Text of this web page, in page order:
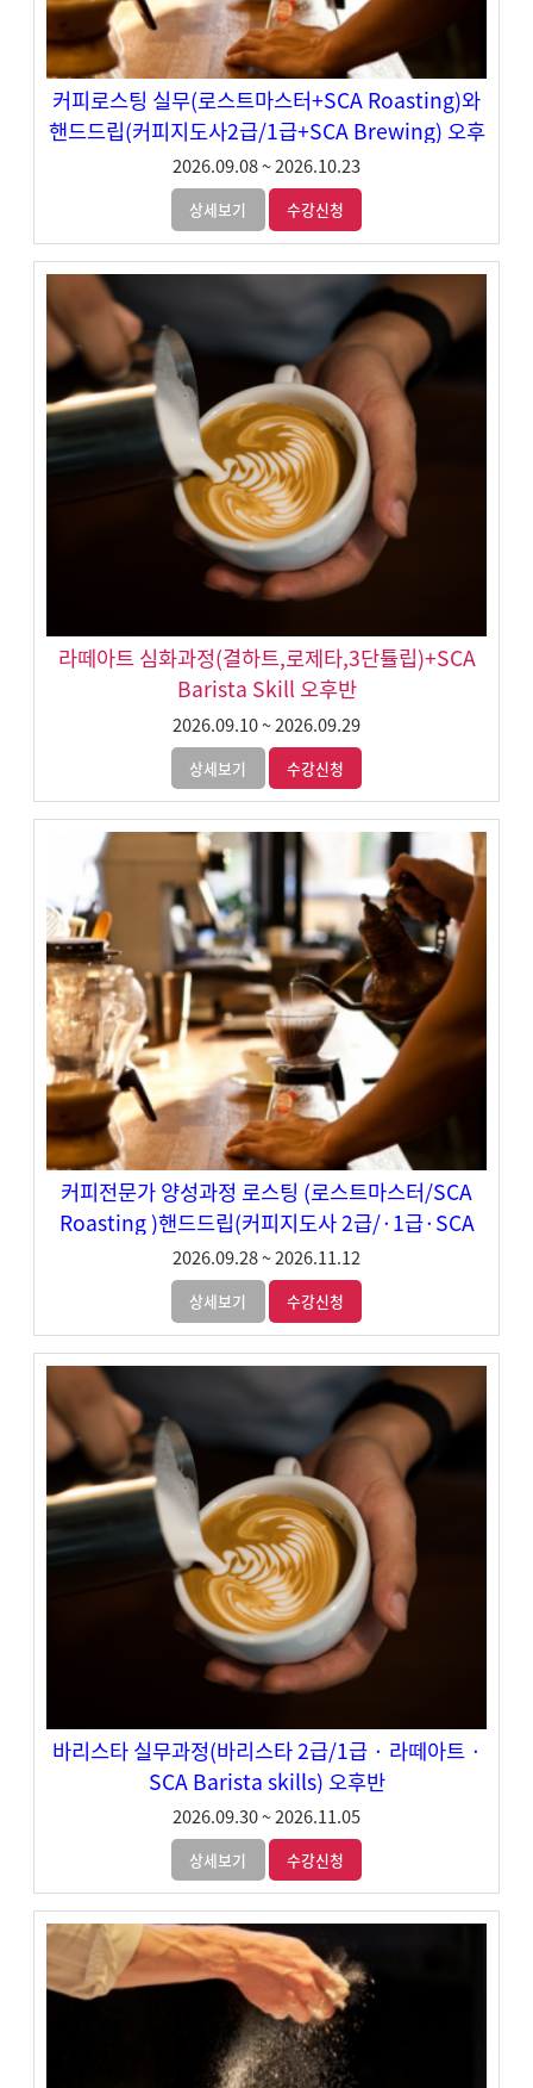
커피로스팅 실무(로스트마스터+SCA Roasting)와
핸드드립(커피지도사2급/1급+SCA Brewing) 오후
반
2026.09.08~2026.10.23
상세보기 수강신청
라떼아트 심화과정(결하트,로제타,3단튤립)+SCA
Barista Skill 오후반
2026.09.10~2026.09.29
상세보기 수강신청
커피전문가 양성과정 로스팅 (로스트마스터/SCA
Roasting )핸드드립(커피지도사 2급/·1급·SCA
Brewing) 오전반
2026.09.28~2026.11.12
상세보기 수강신청
바리스타 실무과정(바리스타 2급/1급 · 라떼아트 ·
SCA Barista skills) 오후반
2026.09.30~2026.11.05
상세보기 수강신청